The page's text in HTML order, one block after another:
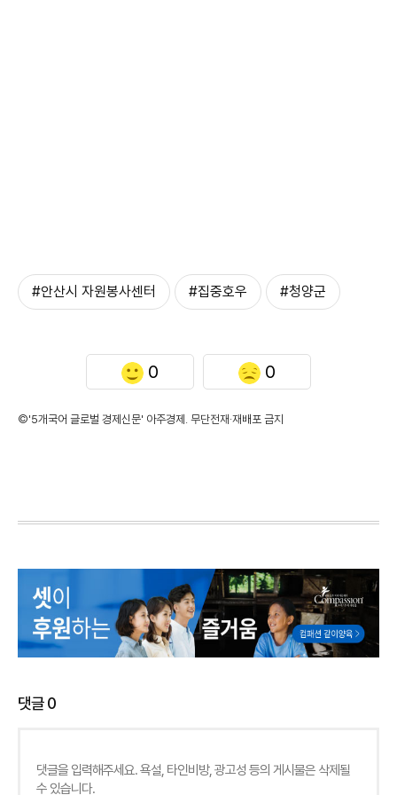
#안산시 자원봉사센터 #집중호우 #청양군
0 0
©'5개국어 글로벌 경제신문' 아주경제. 무단전재·재배포 금지
댓글0